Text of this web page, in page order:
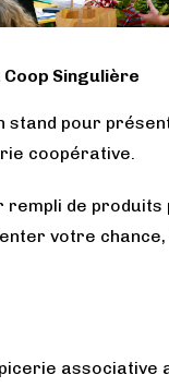
Coop Singulière
stand pour
coopérative.
de produits
votre